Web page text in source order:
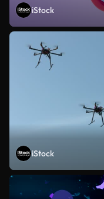
iStock
iStock